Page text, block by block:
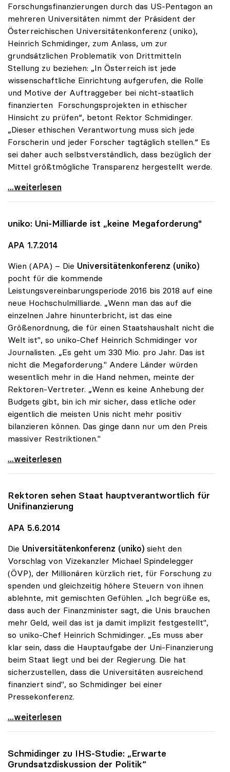
Forschungsfinanzierungen durch das US-Pentagon an
mehreren Universitäten nimmt der Präsident der
Österreichischen Universitätenkonferenz (uniko),
Heinrich Schmidinger, zum Anlass, um zur
grundsätzlichen Problematik von Drittmitteln
Stellung zu beziehen: „In Österreich ist jede
wissenschaftliche Einrichtung aufgerufen, die Rolle
und Motive der Auftraggeber bei nicht-staatlich
finanzierten Forschungsprojekten in ethischer
Hinsicht zu prüfen“, betont Rektor Schmidinger.
„Dieser ethischen Verantwortung muss sich jede
Forscherin und jeder Forscher tagtäglich stellen.“ Es
sei daher auch selbstverständlich, dass bezüglich der
Mittel größtmögliche Transparenz hergestellt werde.
uniko zu Drittmittelforschung: Ethischer Aspekt
...weiterlesen
uniko: Uni-Milliarde ist „keine Megaforderung"
APA 1.7.2014
Wien (APA) – Die Universitätenkonferenz (uniko)
pocht für die kommende
Leistungsvereinbarungsperiode 2016 bis 2018 auf eine
neue Hochschulmilliarde. „Wenn man das auf die
einzelnen Jahre hinunterbricht, ist das eine
Größenordnung, die für einen Staatshaushalt nicht die
Welt ist", so uniko-Chef Heinrich Schmidinger vor
Journalisten. „Es geht um 330 Mio. pro Jahr. Das ist
nicht die Megaforderung." Andere Länder würden
wesentlich mehr in die Hand nehmen, meinte der
Rektoren-Vertreter. „Wenn es keine Anhebung der
Budgets gibt, bin ich mir sicher, dass etliche oder
eigentlich die meisten Unis nicht mehr positiv
bilanzieren können. Das ginge dann nur um den Preis
massiver Restriktionen."
uniko: Uni-Milliarde ist „keine Megaforderung\"
...weiterlesen
Rektoren sehen Staat hauptverantwortlich für
Unifinanzierung
APA 5.6.2014
Die Universitätenkonferenz (uniko) sieht den
Vorschlag von Vizekanzler Michael Spindelegger
(ÖVP), der Millionären kürzlich riet, für Forschung zu
spenden und gleichzeitig höhere Steuern von ihnen
ablehnte, mit gemischten Gefühlen. „Ich begrüße es,
dass auch der Finanzminister sagt, die Unis brauchen
mehr Geld, weil das ist ja damit implizit festgestellt",
so uniko-Chef Heinrich Schmidinger. „Es muss aber
klar sein, dass die Hauptaufgabe der Uni-Finanzierung
beim Staat liegt und bei der Regierung. Die hat
sicherzustellen, dass die Universitäten ausreichend
finanziert sind", so Schmidinger bei einer
Pressekonferenz.
Rektoren sehen Staat hauptverantwortlich für
...weiterlesen
Schmidinger zu IHS-Studie: „Erwarte
Grundsatzdiskussion der Politik“